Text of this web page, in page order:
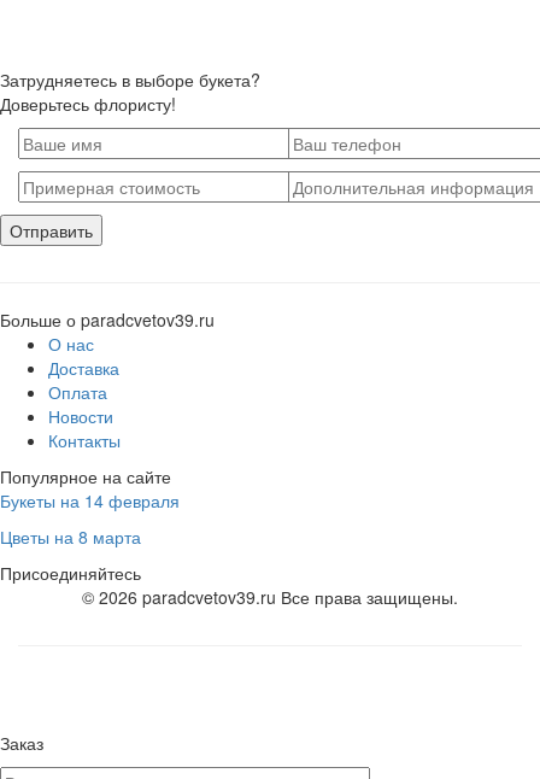
Затрудняетесь в выборе букета?
Доверьтесь флористу!
Больше о paradcvetov39.ru
О нас
Доставка
Оплата
Новости
Контакты
Популярное на сайте
Букеты на 14 февраля
Цветы на 8 марта
Присоединяйтесь
© 2026 paradcvetov39.ru Все права защищены.
Заказ